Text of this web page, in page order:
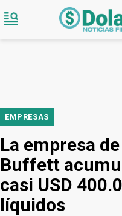
EMPRESAS
La empresa
Buffett
casi USD
líquidos